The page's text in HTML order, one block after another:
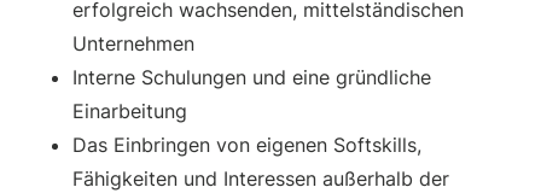
erfolgreich wachsenden, mittelständischen
Unternehmen
Interne Schulungen und eine gründliche
Einarbeitung
Das Einbringen von eigenen Softskills,
Fähigkeiten und Interessen außerhalb der